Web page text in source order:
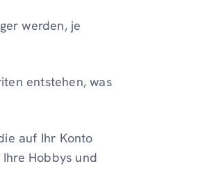
werden, je
entstehen, was
auf Ihr Konto
Hobbys und